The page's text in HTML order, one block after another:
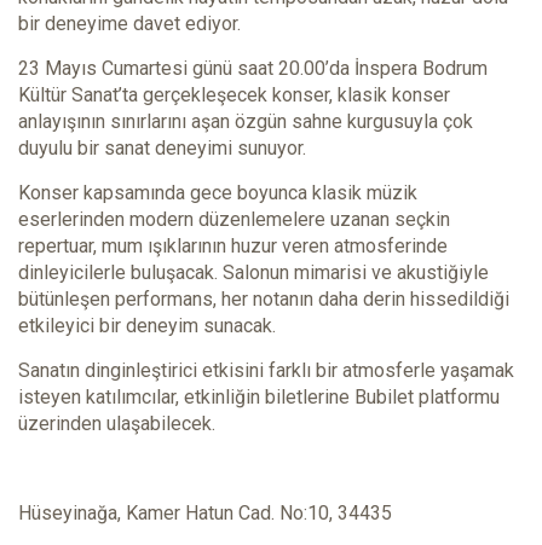
bir deneyime davet ediyor.
23 Mayıs Cumartesi günü saat 20.00’da İnspera Bodrum
Kültür Sanat’ta gerçekleşecek konser, klasik konser
anlayışının sınırlarını aşan özgün sahne kurgusuyla çok
duyulu bir sanat deneyimi sunuyor.
Konser kapsamında gece boyunca klasik müzik
eserlerinden modern düzenlemelere uzanan seçkin
repertuar, mum ışıklarının huzur veren atmosferinde
dinleyicilerle buluşacak. Salonun mimarisi ve akustiğiyle
bütünleşen performans, her notanın daha derin hissedildiği
etkileyici bir deneyim sunacak.
Sanatın dinginleştirici etkisini farklı bir atmosferle yaşamak
isteyen katılımcılar, etkinliğin biletlerine Bubilet platformu
üzerinden ulaşabilecek.
Hüseyinağa, Kamer Hatun Cad. No:10, 34435